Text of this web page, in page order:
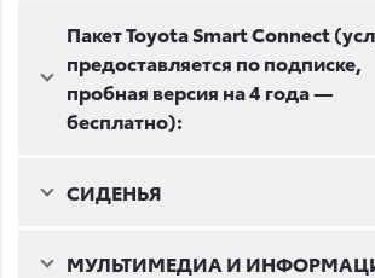
Пакет Toyota Smart Connect
предоставляется по подписке,
пробная версия на 4 года —
бесплатно):
СИДЕНЬЯ
МУЛЬТИМЕДИА И